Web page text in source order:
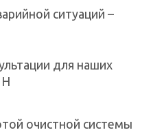
ситуаций –
для наших
очистной системы